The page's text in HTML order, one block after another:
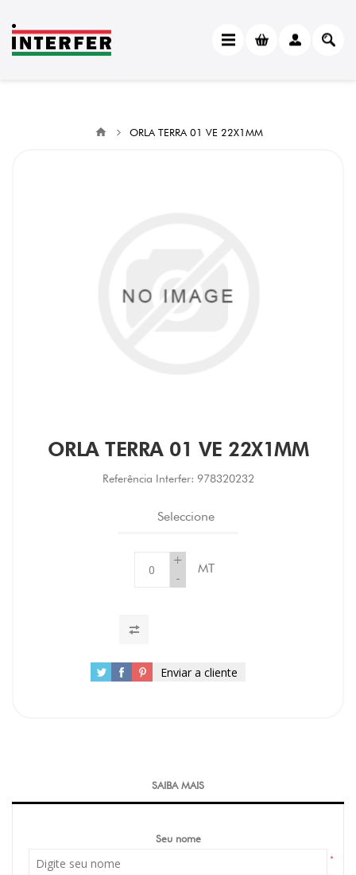
ORLA TERRA 01 VE 22X1MM
ORLA TERRA 01 VE 22X1MM
Referência Interfer: 978320232
Seleccione
+
-
MT
Enviar a cliente
SAIBA MAIS
Seu nome
*